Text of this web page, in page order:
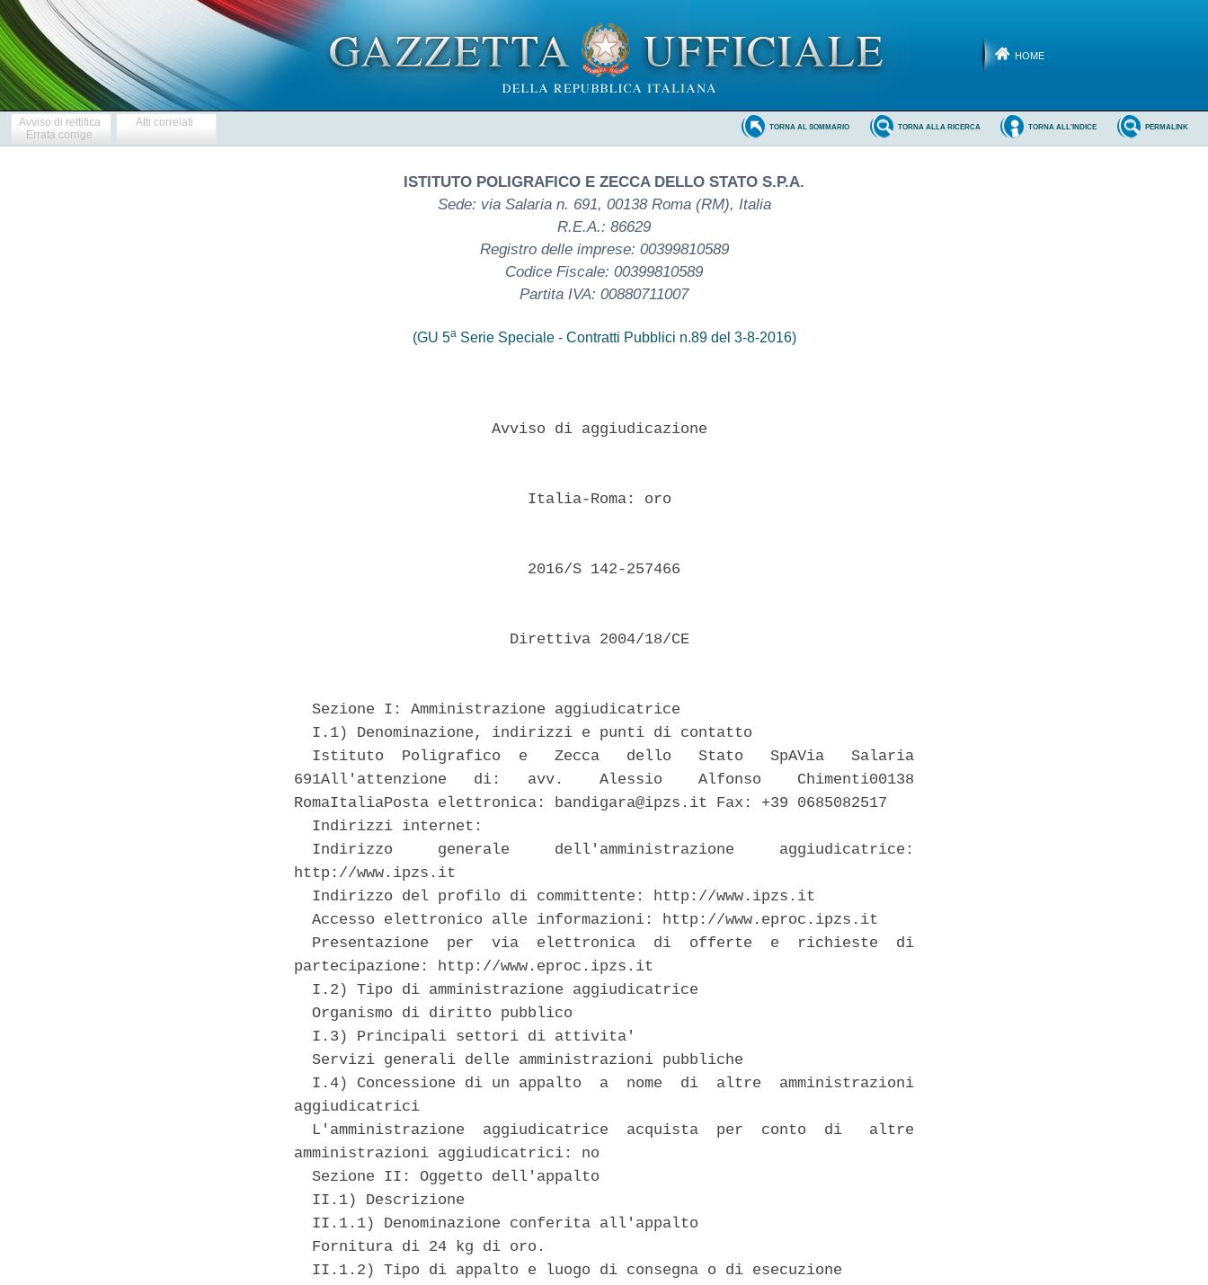
HOME
Avviso di rettifica
Errata corrige
Atti correlati PERMALINK
TORNA ALL'INDICE
TORNA ALLA RICERCA
TORNA AL SOMMARIO
ISTITUTO POLIGRAFICO E ZECCA DELLO STATO S.P.A.
Sede: via Salaria n. 691, 00138 Roma (RM), Italia
R.E.A.: 86629
Registro delle imprese: 00399810589
Codice Fiscale: 00399810589
Partita IVA: 00880711007
(GU 5aSerie Speciale - Contratti Pubblici n.89 del 3-8-2016)
                      Avviso di aggiudicazione
                          Italia-Roma: oro
                          2016/S 142-257466
                        Direttiva 2004/18/CE
  Sezione I: Amministrazione aggiudicatrice
  I.1) Denominazione, indirizzi e punti di contatto
  Istituto  Poligrafico  e   Zecca   dello   Stato   SpAVia   Salaria
691All'attenzione   di:   avv.    Alessio    Alfonso    Chimenti00138
RomaItaliaPosta elettronica: bandigara@ipzs.it Fax: +39 0685082517
  Indirizzi internet:
  Indirizzo     generale     dell'amministrazione     aggiudicatrice:
http://www.ipzs.it
  Indirizzo del profilo di committente: http://www.ipzs.it
  Accesso elettronico alle informazioni: http://www.eproc.ipzs.it
  Presentazione  per  via  elettronica  di  offerte  e  richieste  di
partecipazione: http://www.eproc.ipzs.it
  I.2) Tipo di amministrazione aggiudicatrice
  Organismo di diritto pubblico
  I.3) Principali settori di attivita'
  Servizi generali delle amministrazioni pubbliche
  I.4) Concessione di un appalto  a  nome  di  altre  amministrazioni
aggiudicatrici
  L'amministrazione  aggiudicatrice  acquista  per  conto  di   altre
amministrazioni aggiudicatrici: no
  Sezione II: Oggetto dell'appalto
  II.1) Descrizione
  II.1.1) Denominazione conferita all'appalto
  Fornitura di 24 kg di oro.
  II.1.2) Tipo di appalto e luogo di consegna o di esecuzione